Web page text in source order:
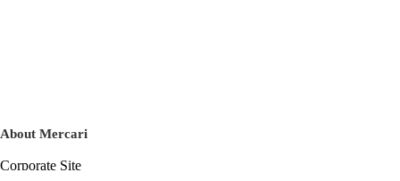
About Mercari
Corporate Site